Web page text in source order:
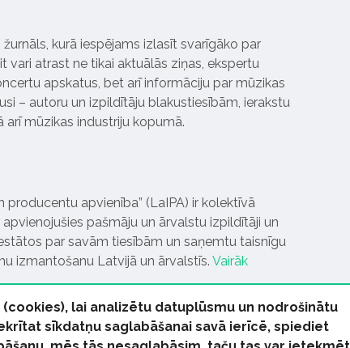
kurā iespējams izlasīt svarīgāko par
vari atrast ne tikai aktuālās ziņas, ekspertu
apskatus, bet arī informāciju par mūzikas
– autoru un izpildītāju blakustiesībām, ierakstu
mūzikas industriju kopumā.
producentu apvienība” (LaIPA) ir kolektīvā
pašmāju un ārvalstu izpildītāji un
par savām tiesībām un saņemtu taisnīgu
izmantošanu Latvijā un ārvalstīs. Vairāk
lai analizētu datuplūsmu un nodrošinātu
sīkdatņu saglabāšanai savā ierīcē, spiediet